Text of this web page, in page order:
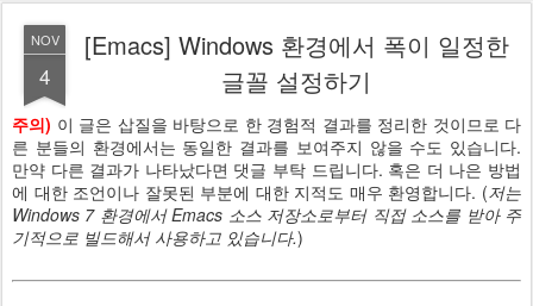
NOV
4
[Emacs] Windows 환경에서 폭이 일정한
글꼴 설정하기
주의) 이 글은 삽질을 바탕으로 한 경험적 결과를 정리한 것이므로 다
른 분들의 환경에서는 동일한 결과를 보여주지 않을 수도 있습니다.
만약 다른 결과가 나타났다면 댓글 부탁 드립니다. 혹은 더 나은 방법
에 대한 조언이나 잘못된 부분에 대한 지적도 매우 환영합니다. (저는
Windows 7 환경에서 Emacs 소스 저장소로부터 직접 소스를 받아 주
기적으로 빌드해서 사용하고 있습니다.)